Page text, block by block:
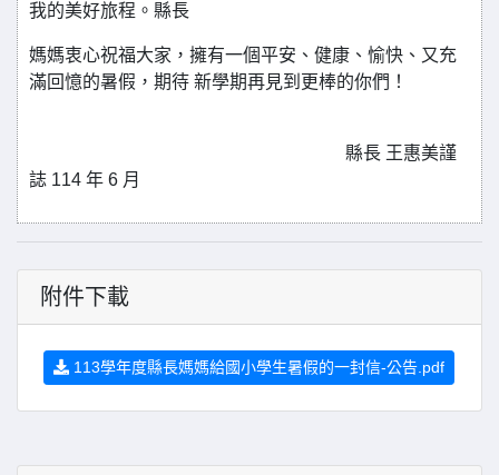
我的美好旅程。縣長
媽媽衷心祝福大家，擁有一個平安、健康、愉快、又充
滿回憶的暑假，期待 新學期再見到更棒的你們！
縣長 王惠美謹
誌 114 年 6 月
附件下載
113學年度縣長媽媽給國小學生暑假的一封信-公告.pdf